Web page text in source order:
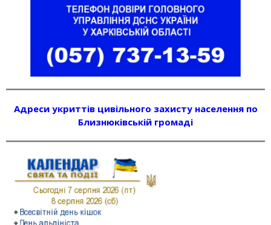
Адреси укриттів цивільного захисту населення по
Близнюківській громаді